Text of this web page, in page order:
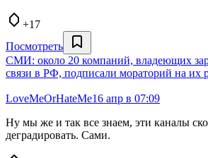
+17
Посмотреть
СМИ: около 20 компаний, владеющих
связи в РФ, подписали мораторий на их
LoveMeOrHateMe16 апр в 07:09
Ну мы же и так все знаем, эти каналы
деградировать. Сами.